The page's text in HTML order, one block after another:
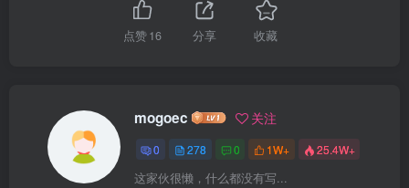
点赞16 分享 收藏
mogoec 关注
0 278 0 1W+ 25.4W+
这家伙很懒，什么都没有写...